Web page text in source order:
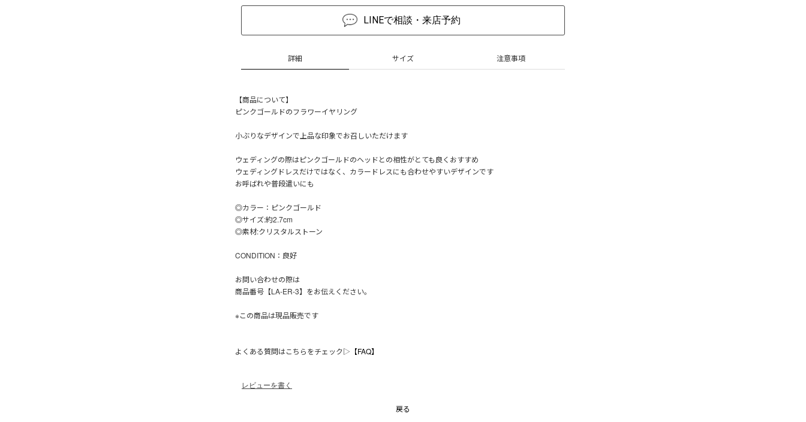
LINEで相談・来店予約
詳細 サイズ 注意事項
【商品について】
ピンクゴールドのフラワーイヤリング
小ぶりなデザインで上品な印象でお召しいただけます
ウェディングの際はピンクゴールドのヘッドとの相性がとても良くおすすめ
ウェディングドレスだけではなく、カラードレスにも合わせやすいデザインです
お呼ばれや普段遣いにも
◎カラー：ピンクゴールド
◎サイズ:約2.7cm
◎素材:クリスタルストーン
CONDITION：良好
お問い合わせの際は
商品番号【LA-ER-3】をお伝えください。
※この商品は現品販売です
よくある質問はこちらをチェック▷ 【FAQ】
レビューを書く
戻る